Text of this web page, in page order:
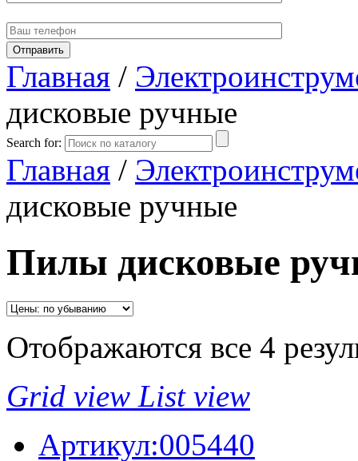
Главная /
дисковые ручные
Search for:
Главная /
дисковые ручные
Пилы дисковые
Отображаются все 4
Grid view List view
Артикул:005440